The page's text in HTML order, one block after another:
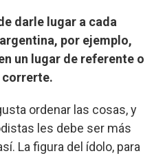
darle lugar a cada
por ejemplo,
un lugar de referente o
correrte.
ordenar las cosas, y
les debe ser más
La figura del ídolo, para